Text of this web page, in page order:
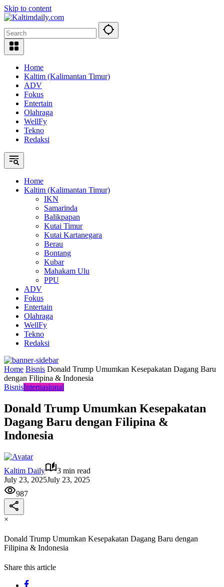
Skip to content
Home
Kaltim (Kalimantan Timur)
ADV
Fokus
Entertain
Olahraga
WellFy
Tekno
Redaksi
Home
Kaltim (Kalimantan Timur)
IKN
Samarinda
Balikpapan
Kutai Timur
Kutai Kartanegara
Berau
Bontang
Kubar
Mahakam Ulu
PPU
ADV
Fokus
Entertain
Olahraga
WellFy
Tekno
Redaksi
Home Bisnis Donald Trump Umumkan Kesepakatan Dagang Baru
dengan Filipina & Indonesia
BisnisInternasional
Donald Trump Umumkan Kesepakatan
Dagang Baru dengan Filipina &
Indonesia
Kaltim Daily
3 min read
July 23, 2025July 23, 2025
987
×
Donald Trump Umumkan Kesepakatan Dagang Baru dengan
Filipina & Indonesia
Share this article